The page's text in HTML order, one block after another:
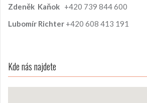
Zdeněk Kaňok +420 739 844 600
Lubomír Richter +420 608 413 191
Kde nás najdete